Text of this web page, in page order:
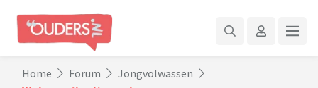
Home Forum
Jongvolwassen